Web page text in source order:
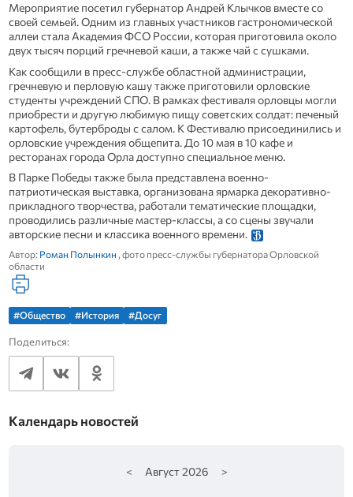
Мероприятие посетил губернатор Андрей Клычков вместе со
своей семьей. Одним из главных участников гастрономической
аллеи стала Академия ФСО России, которая приготовила около
двух тысяч порций гречневой каши, а также чай с сушками.
Как сообщили в пресс-службе областной администрации,
гречневую и перловую кашу также приготовили орловские
студенты учреждений СПО. В рамках фестиваля орловцы могли
приобрести и другую любимую пищу советских солдат: печеный
картофель, бутерброды с салом. К Фестивалю присоединились и
орловские учреждения общепита. До 10 мая в 10 кафе и
ресторанах города Орла доступно специальное меню.
В Парке Победы также была представлена военно-
патриотическая выставка, организована ярмарка декоративно-
прикладного творчества, работали тематические площадки,
проводились различные мастер-классы, а со сцены звучали
авторские песни и классика военного времени.
Автор: Роман Полынкин , фото пресс-службы губернатора Орловской
области
#Общество #История #Досуг
Поделиться:
Календарь новостей
< Август 2026 >